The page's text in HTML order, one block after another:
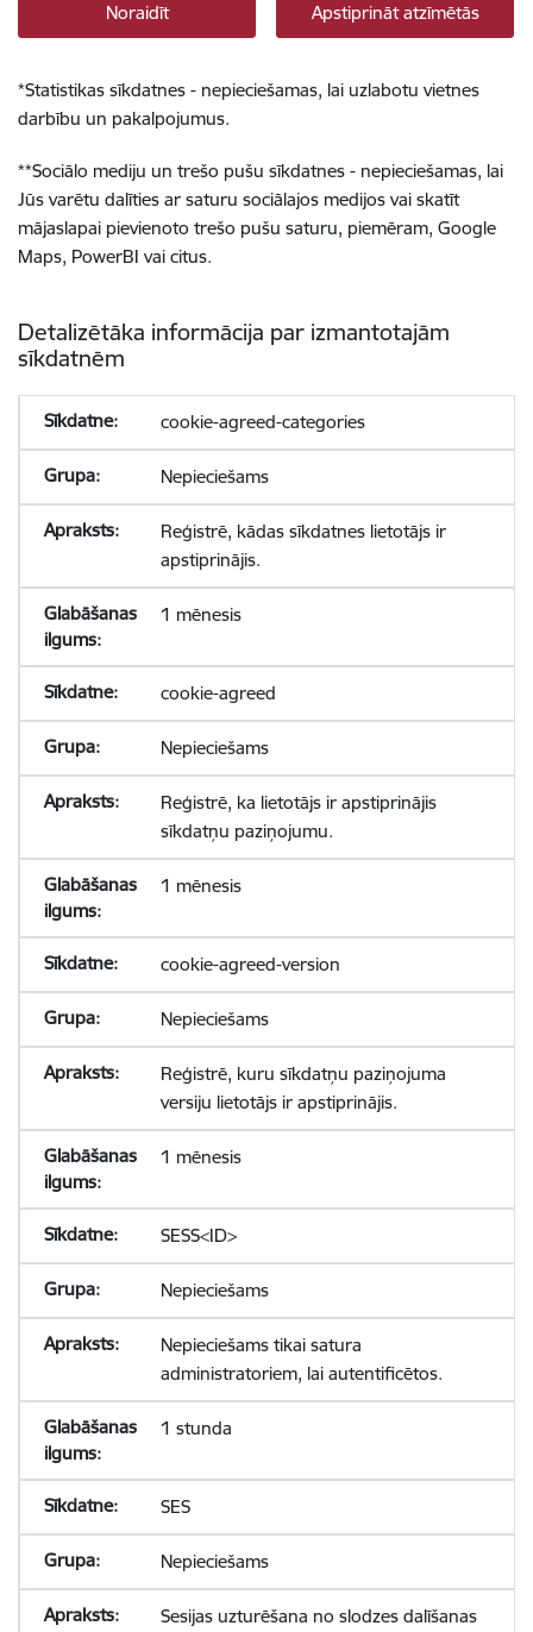
Noraidīt Apstiprināt atzīmētās
*Statistikas sīkdatnes - nepieciešamas, lai uzlabotu vietnes
darbību un pakalpojumus.
**Sociālo mediju un trešo pušu sīkdatnes - nepieciešamas, lai
Jūs varētu dalīties ar saturu sociālajos medijos vai skatīt
mājaslapai pievienoto trešo pušu saturu, piemēram, Google
Maps, PowerBI vai citus.
Detalizētāka informācija par izmantotajām
sīkdatnēm
cookie-agreed-categories
Nepieciešams
Reģistrē, kādas sīkdatnes lietotājs ir
apstiprinājis.
1 mēnesis
cookie-agreed
Nepieciešams
Reģistrē, ka lietotājs ir apstiprinājis
sīkdatņu paziņojumu.
1 mēnesis
cookie-agreed-version
Nepieciešams
Reģistrē, kuru sīkdatņu paziņojuma
versiju lietotājs ir apstiprinājis.
1 mēnesis
SESS<ID>
Nepieciešams
Nepieciešams tikai satura
administratoriem, lai autentificētos.
1 stunda
SES
Nepieciešams
Sesijas uzturēšana no slodzes dalīšanas